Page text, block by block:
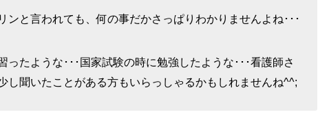
ンと言われても、何の事だかさっぱりわかりませんよね･･･
ったような･･･国家試験の時に勉強したような･･･看護師さ
し聞いたことがある方もいらっしゃるかもしれませんね^^;